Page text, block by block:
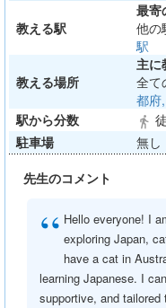
教える駅
最寄
他の
駅
教える場所
主に
全て
都府
駅から分数
directions_walk
駐車場
無し
先生のコメント
“ Hello everyone! I
exploring Japan,
have a cat in
learning Japanese. I
supportive, and tailored